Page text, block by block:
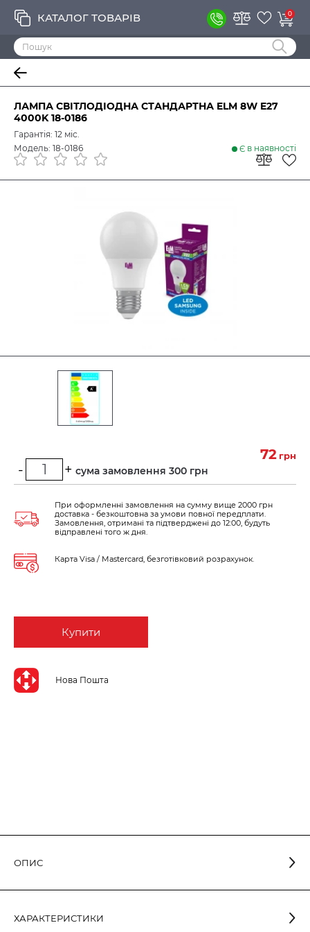
КАТАЛОГ ТОВАРІВ 0
ЛАМПА СВІТЛОДІОДНА СТАНДАРТНА ELM 8W E27
4000K 18-0186
ОПИС
алюмопластиковому корпусі з опаловим розсіювачем. Має
ХАРАКТЕРИСТИКИ
Гарантія: 12 міс.
Модель: 18-0186
Є в наявності
72 грн
Мінімальна сума замовлення 300 грн
- +
Купити
Нова Пошта
При оформленні замовлення на сумму вище 2000 грн
доставка - безкоштовна за умови повної передплати.
Замовлення, отримані та підтверджені до 12:00, будуть
відправлені того ж дня.
Карта Visa / Mastercard, безготівковий розрахунок.